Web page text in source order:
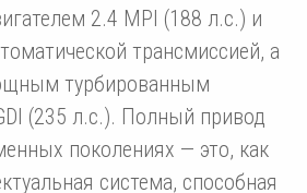
2.4 MPI (188 л.с.) и
трансмиссией, а
турбированным
(235 л.с.). Полный привод
поколениях — это, как
система, способная